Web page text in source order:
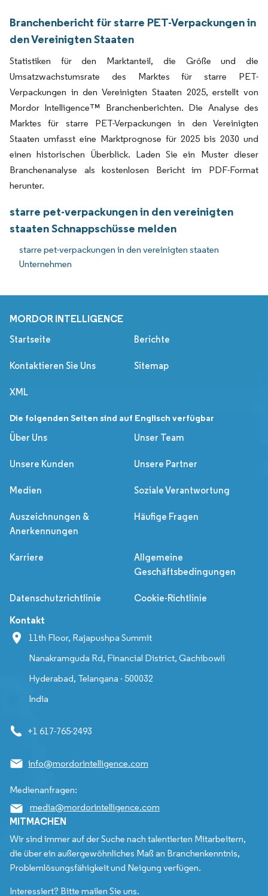
Branchenbericht für starre PET-Verpackungen in
den Vereinigten Staaten
Statistiken für den Marktanteil, die Größe und die
Umsatzwachstumsrate des Marktes für starre PET-
Verpackungen in den Vereinigten Staaten 2025, erstellt von
Mordor Intelligence™ Branchenberichten. Die Analyse des
Marktes für starre PET-Verpackungen in den Vereinigten
Staaten umfasst eine Marktprognose für 2025 bis 2030 und
einen historischen Überblick. Laden Sie ein Muster dieser
Branchenanalyse als kostenlosen Bericht im PDF-Format
herunter.
starre pet-verpackungen in den vereinigten
staaten Schnappschüsse melden
starre pet-verpackungen in den vereinigten staaten
Unternehmen
MORDOR INTELLIGENCE
Startseite Berichte
Kontaktieren Sie Uns Sitemap
XML
Die folgenden Seiten sind auf Englisch verfügbar
Über Uns
Unser Team
Unsere Kunden Unsere Partner
Medien Soziale Verantwortung
Auszeichnungen &
Anerkennungen
Häufige Fragen
Karriere
Allgemeine
Geschäftsbedingungen
Datenschutzrichtlinie Cookie-Richtlinie
Kontakt
11th Floor, Rajapushpa Summit
Nanakramguda Rd, Financial District, Gachibowli
Hyderabad, Telangana - 500032
India
+1 617-765-2493
info@mordorintelligence.com
Medienanfragen:
media@mordorintelligence.com
MITMACHEN
Wir sind immer auf der Suche nach talentierten Mitarbeitern,
die über ein außergewöhnliches Maß an Branchenkenntnis,
Problemlösungsfähigkeit und Neigung verfügen.
Interessiert? Bitte mailen Sie uns.